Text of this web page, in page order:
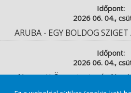
Időpont:
2026 06. 04.,
ARUBA - EGY BOLDOG
Időpont:
2026 06. 04.,
Nemzeti Összetartozás